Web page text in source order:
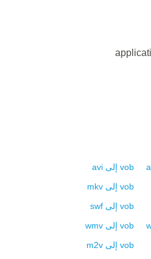
vob إلى avi
vob إلى mkv
vob إلى swf
vob إلى wmv
vob إلى m2v